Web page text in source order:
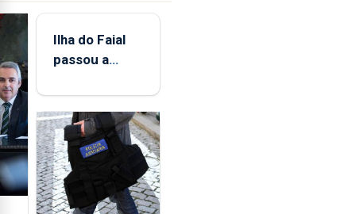
Ilha do Faial
passou a
de
monitorização
de infrassons
dos Açores